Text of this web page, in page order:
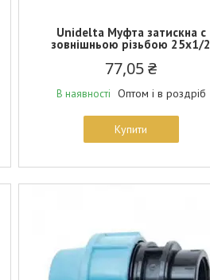
Unidelta Муфта затискна c
зовнішньою різьбою 25х1/2
77,05 ₴
В наявності Оптом і в роздріб
Купити